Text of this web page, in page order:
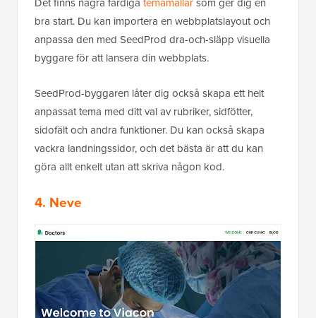
Det finns några färdiga temamallarsom ger dig en
bra start. Du kan importera en webbplatslayout och
anpassa den med SeedProd dra-och-släpp visuella
byggare för att lansera din webbplats.
SeedProd-byggaren låter dig också skapa ett helt
anpassat tema med ditt val av rubriker, sidfötter,
sidofält och andra funktioner. Du kan också skapa
vackra landningssidor, och det bästa är att du kan
göra allt enkelt utan att skriva någon kod.
4. Neve